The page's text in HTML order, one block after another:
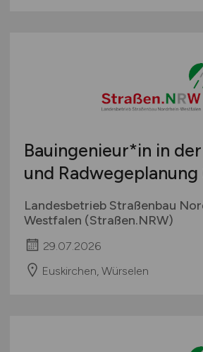
Bauingenieur*in in
und Radwegeplanung
Landesbetrieb Straßenbau
Westfalen (Straßen.NRW)
29.07.2026
Euskirchen, Würselen